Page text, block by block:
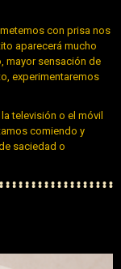
con prisa nos
aparecerá mucho
mayor sensación de
experimentaremos
televisión o el móvil
comiendo y
saciedad o